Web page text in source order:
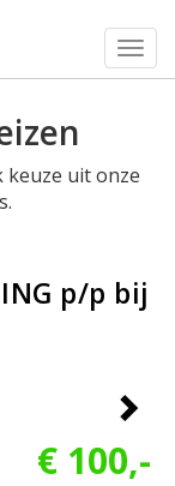
keuze uit onze
p/p bij
€ 100,-